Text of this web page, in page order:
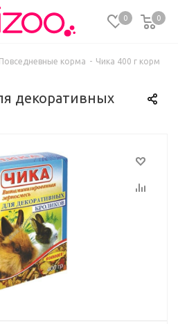
0 0
Повседневные корма - Чика 400 г корм
декоративных